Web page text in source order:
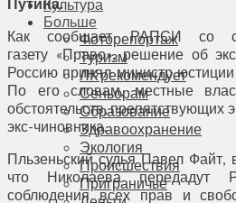
Культура
Больше
Фоторепортаж
Туризм
ЛК рекомендует
Сеньорам
Образование
Здравоохранение
Экология
Происшествия
Приграничье
Как сообщает РАПСИ со
газету «Право», решение об
Россию принял министр
По его словам, местные
обстоятельств, препятствующих
экс-чиновника.
Пльзеньский судья Павел Файт,
что Николаева передадут
соблюдения всех прав и